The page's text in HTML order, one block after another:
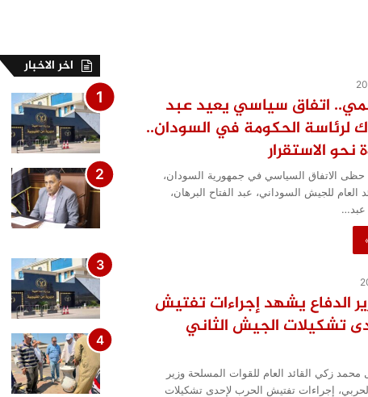
اتفاق سياسي يعيد عبد
لرئاسة الحكومة في السودان..
الاستقرار
حظى الاتفاق السياسي في جمهورية السودان،
العام للجيش السوداني، عبد الفتاح البرهان،
عبد…
الدفاع يشهد إجراءات تفتيش
تشكيلات الجيش الثاني
زكي القائد العام للقوات المسلحة وزير
الحربي، إجراءات تفتيش الحرب لإحدى تشكيلات
اخر الاخبار